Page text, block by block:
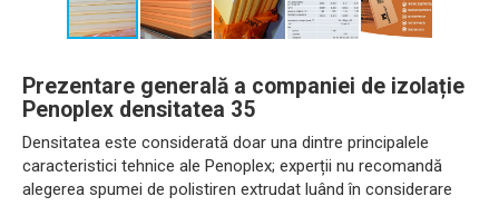
Prezentare generală a companiei de izolație
Penoplex densitatea 35
Densitatea este considerată doar una dintre principalele
caracteristici tehnice ale Penoplex; experții nu recomandă
alegerea spumei de polistiren extrudat luând în considerare